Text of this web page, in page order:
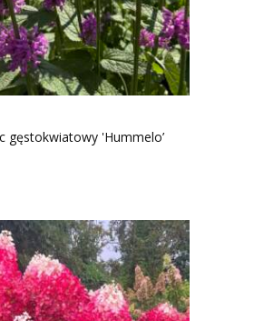
gęstokwiatowy 'Hummelo’